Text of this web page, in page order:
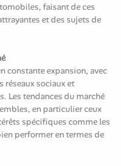
faisant de ces
et des sujets de
constante expansion, avec
réseaux sociaux et
Les tendances du marché
en particulier ceux
spécifiques comme les
performer en termes de